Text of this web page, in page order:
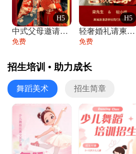
H5
中式父母邀请函婚礼结婚请柬请贴父母邀请方
免费
H5
轻奢婚礼请柬婚礼邀请函结婚照请帖
免费
招生培训 • 助力成长
舞蹈美术 招生简章